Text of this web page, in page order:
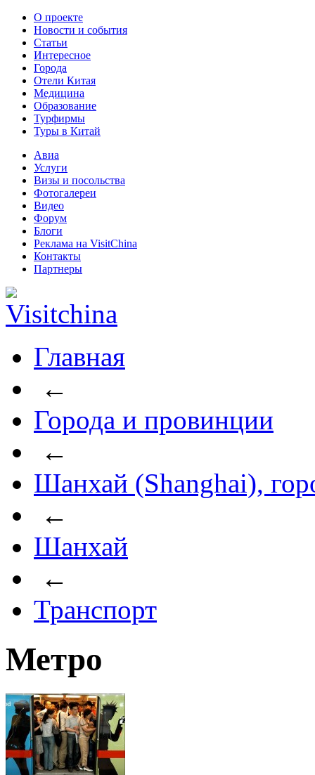
О проекте
Новости и события
Статьи
Интересное
Города
Отели Китая
Медицина
Образование
Турфирмы
Туры в Китай
Авиа
Услуги
Визы и посольства
Фотогалереи
Видео
Форум
Блоги
Реклама на VisitChina
Контакты
Партнеры
Главная
←
Города и провинции
←
Шанхай (Shanghai),
←
Шанхай
←
Транспорт
Метро